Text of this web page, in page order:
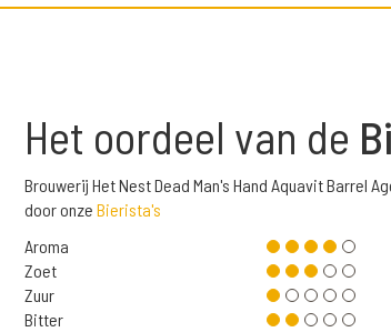
Het oordeel van de
Brouwerij Het Nest Dead Man's Hand Aquavit Barrel
door onze Bierista's
Aroma
Zoet
Zuur
Bitter